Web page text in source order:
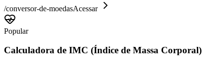
/conversor-de-moedasAcessar
Popular
Calculadora de IMC (Índice de Massa Corporal)